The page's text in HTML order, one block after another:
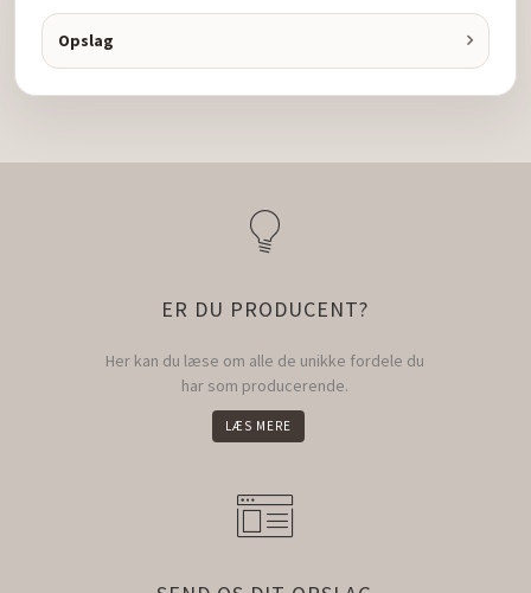
Opslag
ER DU PRODUCENT?
Her kan du læse om alle de unikke fordele du
har som producerende.
LÆS MERE